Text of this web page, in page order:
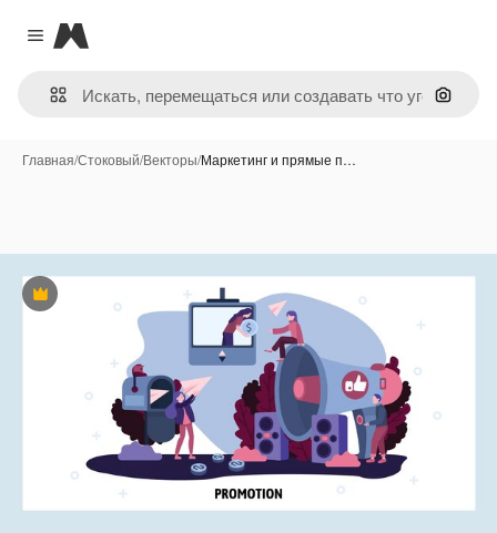
Close menu
Magnific
Поиск
Главная/Стоковый/Векторы/Маркетинг и прямые п…
Премиум